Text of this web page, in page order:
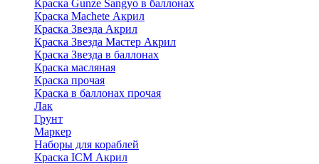
Краска Gunze Sangyo в баллонах
Краска Machete Акрил
Краска Звезда Акрил
Краска Звезда Мастер Акрил
Краска Звезда в баллонах
Краска масляная
Краска прочая
Краска в баллонах прочая
Лак
Грунт
Маркер
Наборы для кораблей
Краска ICM Акрил